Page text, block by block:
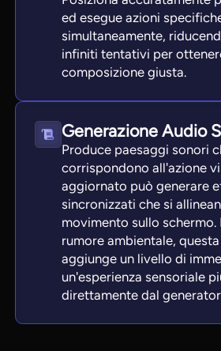
ed esegue azioni
simultaneamente,
infiniti tentativi per
composizione giusta.
Generazione Audio
Produce paesaggi sonori
corrispondono all'azione
aggiornato può generare
sincronizzati che si
movimento sullo schermo.
rumore ambientale,
aggiunge un livello di
un'esperienza sensoriale
direttamente dal